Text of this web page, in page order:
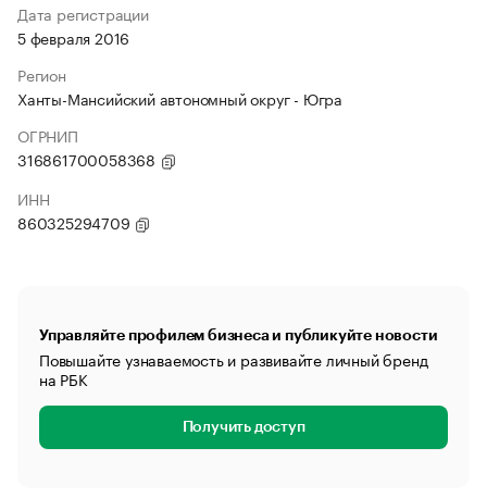
Дата регистрации
5 февраля 2016
Регион
Ханты-Мансийский автономный округ - Югра
ОГРНИП
316861700058368
ИНН
860325294709
Управляйте профилем бизнеса и публикуйте новости
Повышайте узнаваемость и развивайте личный бренд
на РБК
Получить доступ